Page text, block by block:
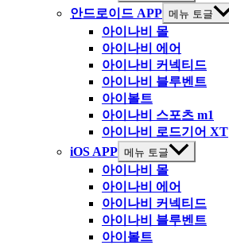
안드로이드 APP 메뉴 토글
아이나비 몰
아이나비 에어
아이나비 커넥티드
아이나비 블루벤트
아이볼트
아이나비 스포츠 m1
아이나비 로드기어 XT
iOS APP 메뉴 토글
아이나비 몰
아이나비 에어
아이나비 커넥티드
아이나비 블루벤트
아이볼트